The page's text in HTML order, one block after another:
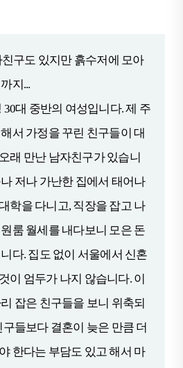
구도 있지만 흙수저에 모아
지...
30대 중반의 여성입니다. 제 주
서 가정을 꾸린 친구들이 대
래 만난 남자친구가 있습니
저나 가난한 집에서 태어나
학을 다니고, 직장을 잡고 나
룸 월세를 내다보니 모은 돈
다. 집도 없이 서울에서 신혼
이 엄두가 나지 않습니다. 이
잡은 친구들을 보니 위축되
들보다 결혼이 늦은 만큼 더
한다는 부담도 있고 해서 마